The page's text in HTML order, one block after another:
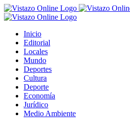
Saltar
al
Inicio
Editorial
Locales
Mundo
Deportes
Cultura
Deporte
Economía
Jurídico
Medio Ambiente